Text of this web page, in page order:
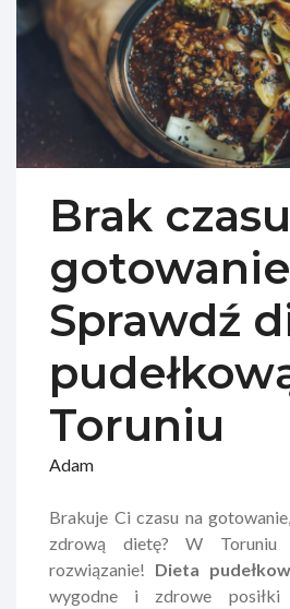
Brak
Sprawdź
Toruniu
Adam
​Brakuje Ci czasu na
zdrową dietę? W
rozwiązanie! Dieta
wygodne i zdrowe posiłki